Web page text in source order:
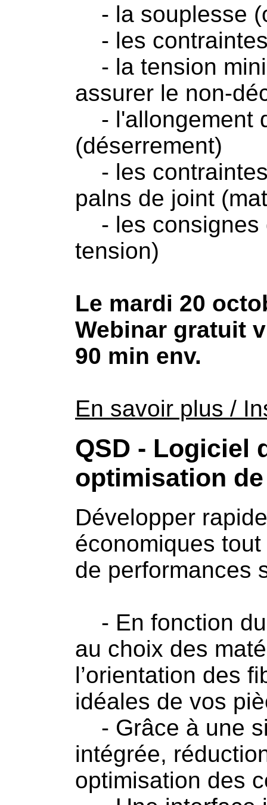
- la souplesse
- les
- la tension
assurer le non-
- l'allongement
(déserrement)
- les
palns de joint
- les consignes
tension)
Le mardi 20
Webinar gratuit
90 min env.
En savoir plus /
QSD - Logiciel
optimisation
Développer
économiques
de performances
- En fonction du
au choix des
l’orientation des
idéales de vos
- Grâce à une
intégrée,
optimisation des